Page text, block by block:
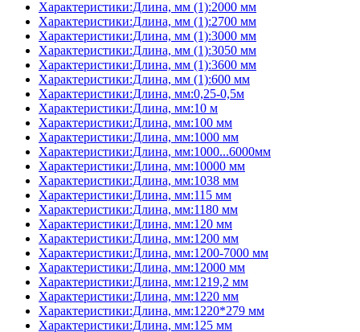
Характеристики:Длина, мм (1):2000 мм
Характеристики:Длина, мм (1):2700 мм
Характеристики:Длина, мм (1):3000 мм
Характеристики:Длина, мм (1):3050 мм
Характеристики:Длина, мм (1):3600 мм
Характеристики:Длина, мм (1):600 мм
Характеристики:Длина, мм:0,25-0,5м
Характеристики:Длина, мм:10 м
Характеристики:Длина, мм:100 мм
Характеристики:Длина, мм:1000 мм
Характеристики:Длина, мм:1000...6000мм
Характеристики:Длина, мм:10000 мм
Характеристики:Длина, мм:1038 мм
Характеристики:Длина, мм:115 мм
Характеристики:Длина, мм:1180 мм
Характеристики:Длина, мм:120 мм
Характеристики:Длина, мм:1200 мм
Характеристики:Длина, мм:1200-7000 мм
Характеристики:Длина, мм:12000 мм
Характеристики:Длина, мм:1219,2 мм
Характеристики:Длина, мм:1220 мм
Характеристики:Длина, мм:1220*279 мм
Характеристики:Длина, мм:125 мм